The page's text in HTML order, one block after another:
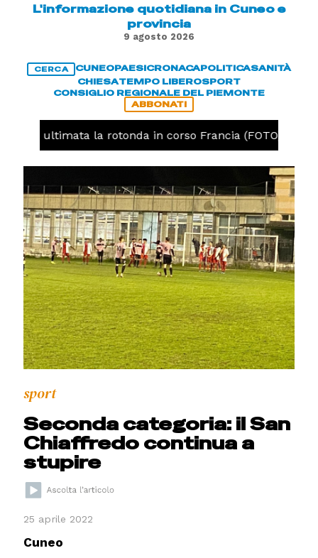
L'informazione quotidiana in Cuneo e
provincia
9 agosto 2026
CERCA CUNEOPAESICRONACAPOLITICASANITÀ
CHIESATEMPO LIBEROSPORT
CONSIGLIO REGIONALE DEL PIEMONTE
ABBONATI
ultimata la rotonda in corso Francia (FOTO)
sport
Seconda categoria: il San
Chiaffredo continua a
stupire
25 aprile 2022
Cuneo